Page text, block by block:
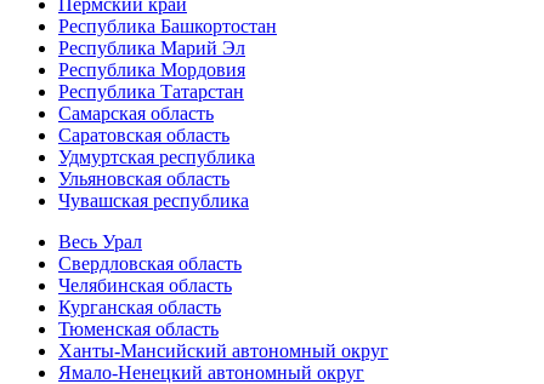
Пермский край
Республика Башкортостан
Республика Марий Эл
Республика Мордовия
Республика Татарстан
Самарская область
Саратовская область
Удмуртская республика
Ульяновская область
Чувашская республика
Весь Урал
Свердловская область
Челябинская область
Курганская область
Тюменская область
Ханты-Мансийский автономный округ
Ямало-Ненецкий автономный округ